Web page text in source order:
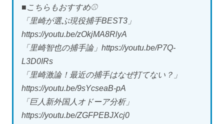
■こちらもおすすめ⚾️
「里崎が選ぶ現役捕手BEST3」
https://youtu.be/zOkjMA8RlyA
「里崎智也の捕手論」https://youtu.be/P7Q-
L3D0IRs
「里崎激論！最近の捕手はなぜ打てない？」
https://youtu.be/9sYcseaB-pA
「巨人新外国人オドーア分析」
https://youtu.be/ZGFPEBJXcj0